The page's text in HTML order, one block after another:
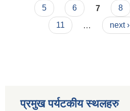
5
6 7 8
11
next ›
प्रमुख पर्यटकीय स्थलहरु